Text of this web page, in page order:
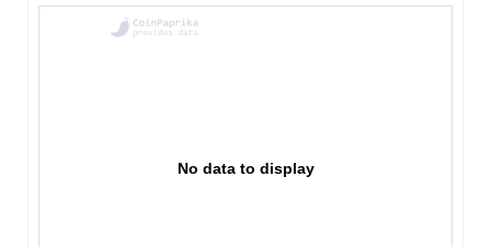
No data to display